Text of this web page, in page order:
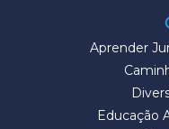
Aprender
Educação